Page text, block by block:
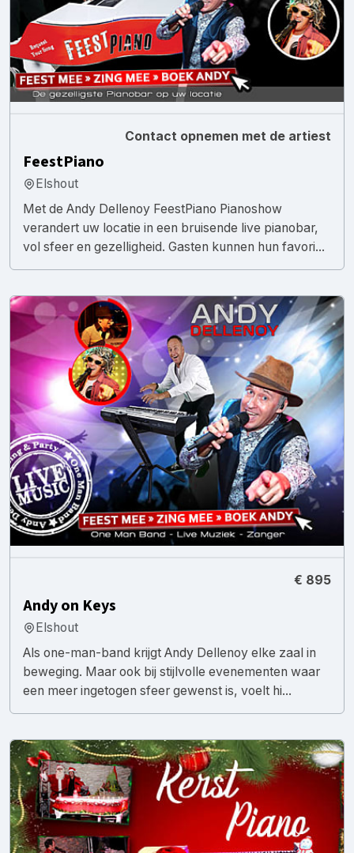
Contact opnemen met de artiest
FeestPiano
Elshout
Met de Andy Dellenoy FeestPiano Pianoshow
verandert uw locatie in een bruisende live pianobar,
vol sfeer en gezelligheid. Gasten kunnen hun favori...
€ 895
Andy on Keys
Elshout
Als one-man-band krijgt Andy Dellenoy elke zaal in
beweging. Maar ook bij stijlvolle evenementen waar
een meer ingetogen sfeer gewenst is, voelt hi...